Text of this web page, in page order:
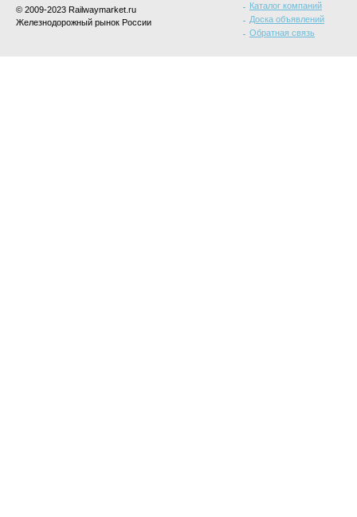
© 2009-2023 Railwaymarket.ru
Железнодорожный рынок России
Каталог компаний
Доска объявлений
Обратная связь